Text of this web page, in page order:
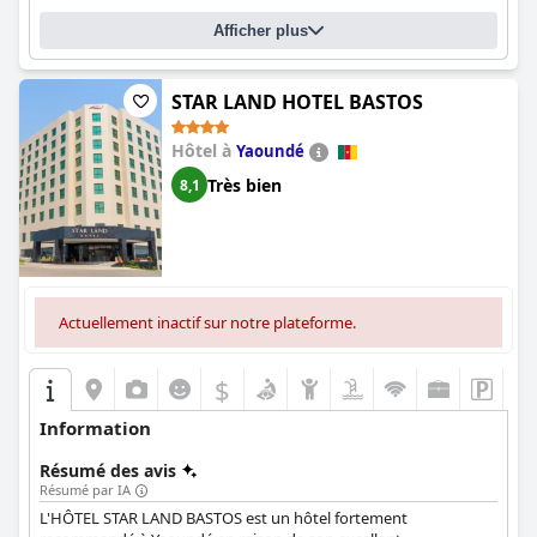
toute fermeture potentielle à l'avance. Dans l'ensemble,La
offre une expérience inoubliable avec son
ambiance exceptionnelle, ses prix raisonnables et ses chambres
impeccables.
Afficher plus
STAR LAND HOTEL BASTOS
Hôtel à Yaoundé
8,1 Très bien
Actuellement inactif sur notre plateforme.
$
Information
Résumé des avis
Résumé par IA
L'HÔTEL STAR LAND BASTOS est un hôtel fortement